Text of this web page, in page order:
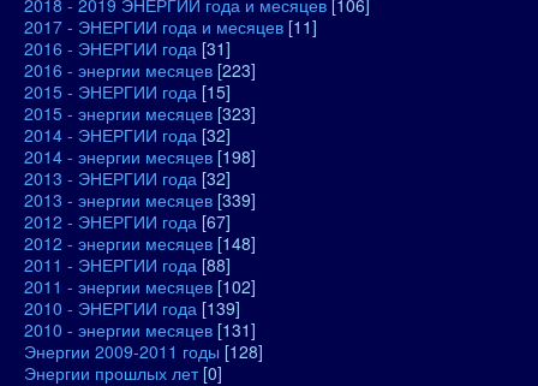
2018 - 2019 ЭНЕРГИИ года и месяцев [106]
2017 - ЭНЕРГИИ года и месяцев [11]
2016 - ЭНЕРГИИ года [31]
2016 - энергии месяцев [223]
2015 - ЭНЕРГИИ года [15]
2015 - энергии месяцев [323]
2014 - ЭНЕРГИИ года [32]
2014 - энергии месяцев [198]
2013 - ЭНЕРГИИ года [32]
2013 - энергии месяцев [339]
2012 - ЭНЕРГИИ года [67]
2012 - энергии месяцев [148]
2011 - ЭНЕРГИИ года [88]
2011 - энергии месяцев [102]
2010 - ЭНЕРГИИ года [139]
2010 - энергии месяцев [131]
Энергии 2009-2011 годы [128]
Энергии прошлых лет [0]